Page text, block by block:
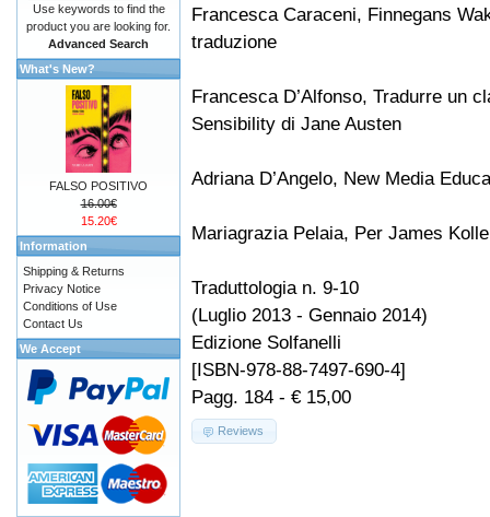
Francesca Caraceni, Finnegans
traduzione
Francesca D’Alfonso, Tradurre un
Sensibility di Jane Austen
Adriana D’Angelo, New Media
Mariagrazia Pelaia, Per James
Traduttologia n. 9-10
(Luglio 2013 - Gennaio 2014)
Edizione Solfanelli
[ISBN-978-88-7497-690-4]
Pagg. 184 - € 15,00
Reviews
Use keywords to find the
product you are looking for.
Advanced Search
What's New?
FALSO POSITIVO
16.00€
15.20€
Information
Shipping & Returns
Privacy Notice
Conditions of Use
Contact Us
We Accept